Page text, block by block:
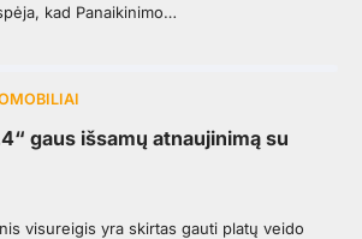
kad Panaikinimo…
gaus išsamų atnaujinimą su
visureigis yra skirtas gauti platų veido